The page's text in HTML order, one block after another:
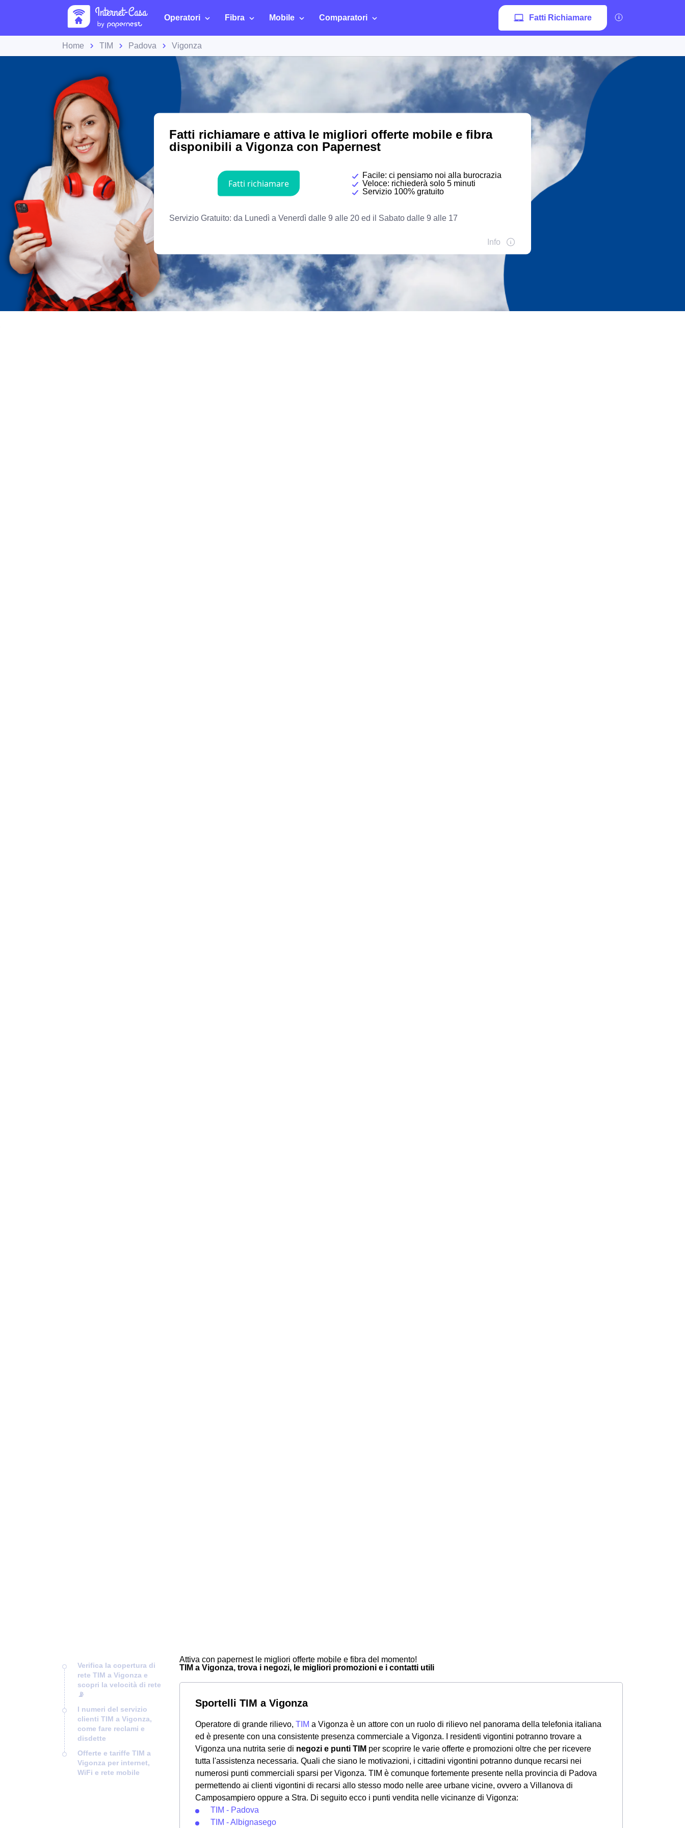
Operatori Fibra Mobile Comparatori Fatti Richiamare
Home TIM Padova Vigonza
Verifica la copertura di
rete TIM a Vigonza e
scopri la velocità di rete
📡
I numeri del servizio
clienti TIM a Vigonza,
come fare reclami e
disdette
Offerte e tariffe TIM a
Vigonza per internet,
WiFi e rete mobile
Attiva con papernest le migliori offerte mobile e fibra del momento!
TIM a Vigonza, trova i negozi, le migliori promozioni e i contatti utili
Sportelli TIM a Vigonza
Operatore di grande rilievo, TIM a Vigonza è un attore con un ruolo di rilievo nel panorama della telefonia italiana
ed è presente con una consistente presenza commerciale a Vigonza. I residenti vigontini potranno trovare a
Vigonza una nutrita serie di negozi e punti TIM per scoprire le varie offerte e promozioni oltre che per ricevere
tutta l'assistenza necessaria. Quali che siano le motivazioni, i cittadini vigontini potranno dunque recarsi nei
numerosi punti commerciali sparsi per Vigonza. TIM è comunque fortemente presente nella provincia di Padova
permettendo ai clienti vigontini di recarsi allo stesso modo nelle aree urbane vicine, ovvero a Villanova di
Camposampiero oppure a Stra. Di seguito ecco i punti vendita nelle vicinanze di Vigonza:
TIM - Padova
TIM - Albignasego